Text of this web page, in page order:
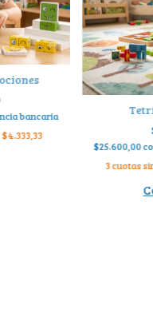
bancaria
$4.333,33
$25.600,00
3cuotas